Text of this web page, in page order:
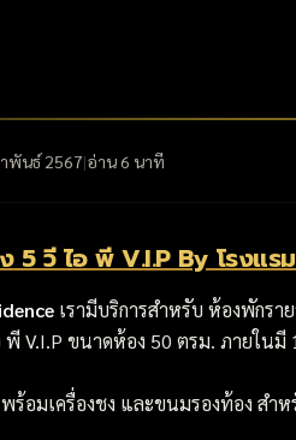
พันธ์ 2567|อ่าน6 นาที
5 วี ไอ พี V.I.P By โรงแร
เรามีบริการสำหรับ ห้องพักร
V.I.P ขนาดห้อง 50 ตรม. ภายใน
อมเครื่องชง และขนมรองท้อง สำ